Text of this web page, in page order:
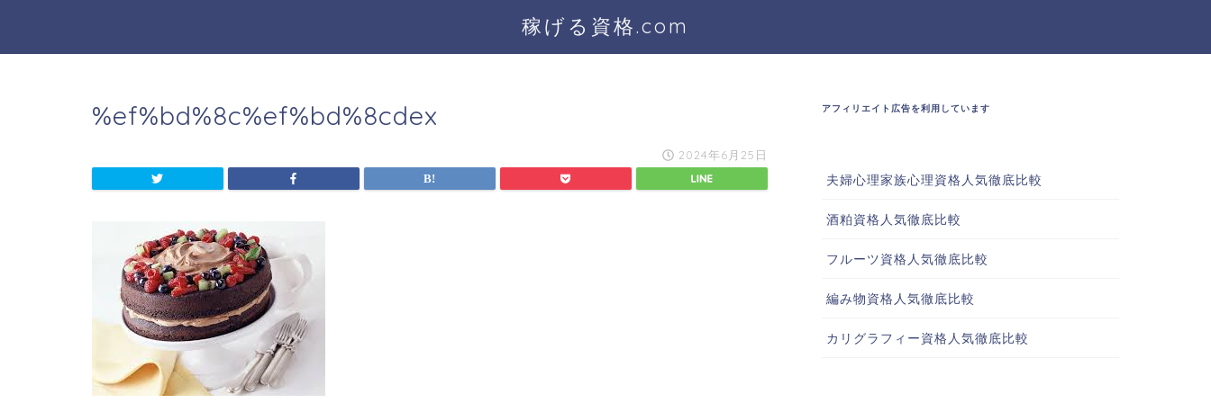
稼げる資格.com
%ef%bd%8c%ef%bd%8cdex
2024年6月25日
アフィリエイト広告を利用しています
夫婦心理家族心理資格人気徹底比較
酒粕資格人気徹底比較
フルーツ資格人気徹底比較
編み物資格人気徹底比較
カリグラフィー資格人気徹底比較